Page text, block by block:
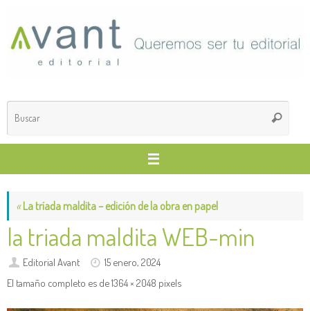
contenido
Buscar
«La tríada maldita – edición de la obra en papel
la triada maldita WEB-min
Editorial Avant
15 enero, 2024
El tamaño completo es de1364 × 2048 pixels